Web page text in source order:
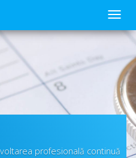
profesională continuă